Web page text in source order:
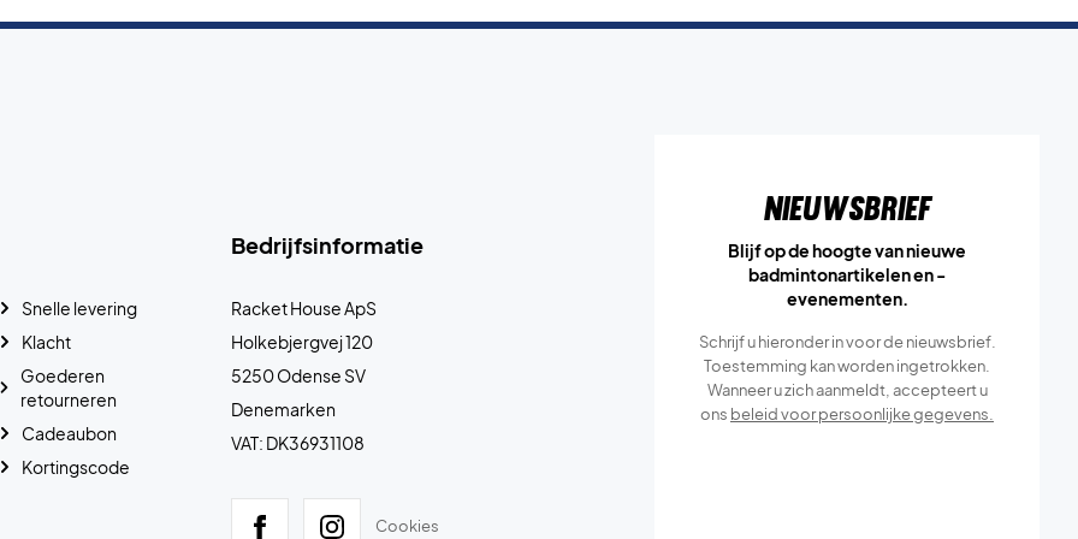
Bedrijfsinformatie
Racket House ApS
Holkebjergvej 120
5250 Odense SV
Denemarken
VAT: DK36931108
Cookies
Snelle levering
Klacht
Goederen
retourneren
Cadeaubon
Kortingscode
Nieuwsbrief
Blijf op de hoogte van nieuwe
badmintonartikelen en -
evenementen.
Schrijf u hieronder in voor de nieuwsbrief.
Toestemming kan worden ingetrokken.
Wanneer u zich aanmeldt, accepteert u
ons beleid voor persoonlijke gegevens.